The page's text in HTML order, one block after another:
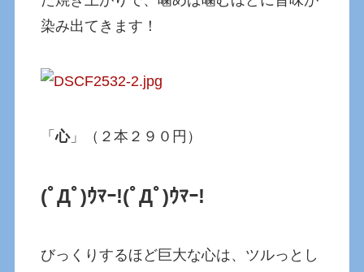
染み出てきます！
「心」（２本２９０円）
(ﾟДﾟ)ｳﾏｰ!(ﾟДﾟ)ｳﾏｰ!
びっくりするほど巨大な心は、ツルっとし